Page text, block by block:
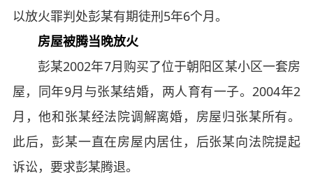
以放火罪判处彭某有期徒刑5年6个月。
房屋被腾当晚放火
彭某2002年7月购买了位于朝阳区某小区一套房
屋，同年9月与张某结婚，两人育有一子。2004年2
月，他和张某经法院调解离婚，房屋归张某所有。
此后，彭某一直在房屋内居住，后张某向法院提起
诉讼，要求彭某腾退。